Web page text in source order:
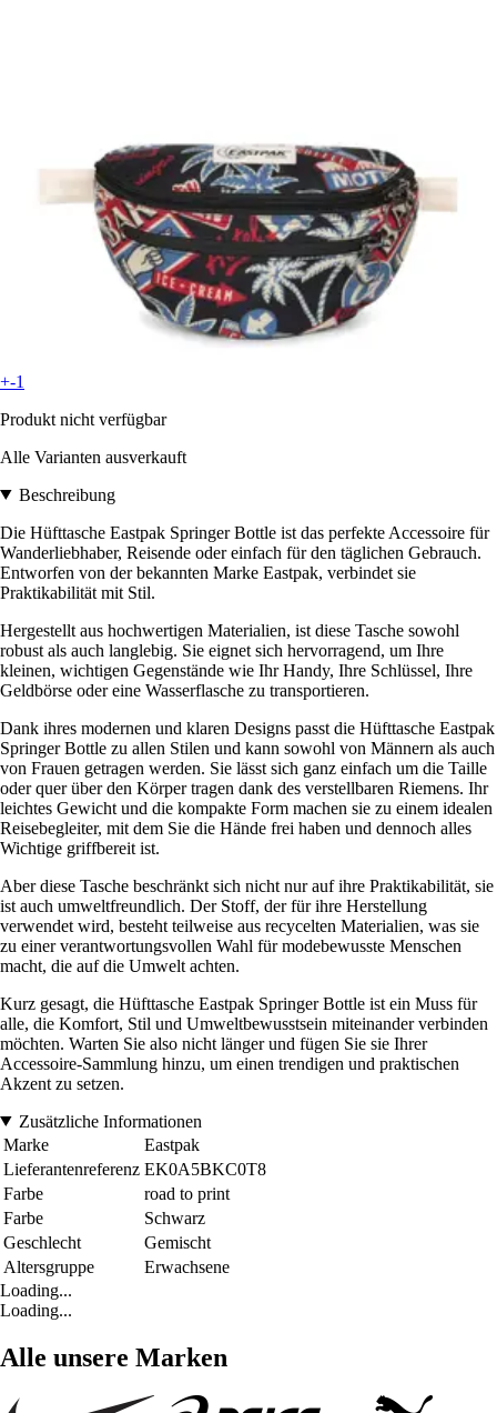
+-1
Produkt nicht verfügbar
Alle Varianten ausverkauft
Beschreibung
Die Hüfttasche Eastpak Springer Bottle ist das perfekte Accessoire für
Wanderliebhaber, Reisende oder einfach für den täglichen Gebrauch.
Entworfen von der bekannten Marke Eastpak, verbindet sie
Praktikabilität mit Stil.
Hergestellt aus hochwertigen Materialien, ist diese Tasche sowohl
robust als auch langlebig. Sie eignet sich hervorragend, um Ihre
kleinen, wichtigen Gegenstände wie Ihr Handy, Ihre Schlüssel, Ihre
Geldbörse oder eine Wasserflasche zu transportieren.
Dank ihres modernen und klaren Designs passt die Hüfttasche Eastpak
Springer Bottle zu allen Stilen und kann sowohl von Männern als auch
von Frauen getragen werden. Sie lässt sich ganz einfach um die Taille
oder quer über den Körper tragen dank des verstellbaren Riemens. Ihr
leichtes Gewicht und die kompakte Form machen sie zu einem idealen
Reisebegleiter, mit dem Sie die Hände frei haben und dennoch alles
Wichtige griffbereit ist.
Aber diese Tasche beschränkt sich nicht nur auf ihre Praktikabilität, sie
ist auch umweltfreundlich. Der Stoff, der für ihre Herstellung
verwendet wird, besteht teilweise aus recycelten Materialien, was sie
zu einer verantwortungsvollen Wahl für modebewusste Menschen
macht, die auf die Umwelt achten.
Kurz gesagt, die Hüfttasche Eastpak Springer Bottle ist ein Muss für
alle, die Komfort, Stil und Umweltbewusstsein miteinander verbinden
möchten. Warten Sie also nicht länger und fügen Sie sie Ihrer
Accessoire-Sammlung hinzu, um einen trendigen und praktischen
Akzent zu setzen.
Zusätzliche Informationen
Marke
Eastpak
Lieferantenreferenz EK0A5BKC0T8
Farbe
road to print
Farbe
Schwarz
Geschlecht
Gemischt
Altersgruppe
Erwachsene
Loading...
Loading...
Alle unsere Marken